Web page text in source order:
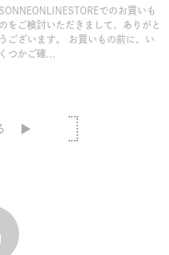
SONNEONLINESTOREでのお買いも
のをご検討いただきまして、ありがと
うございます。 お買いもの前に、い
くつかご確...